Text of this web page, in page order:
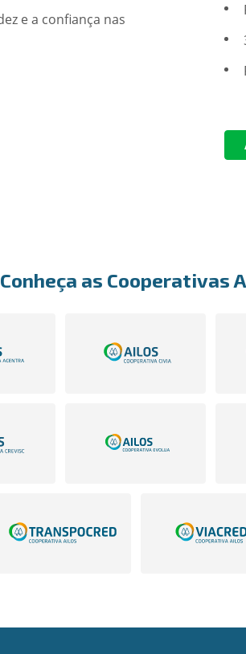
Conheça as Cooperativas